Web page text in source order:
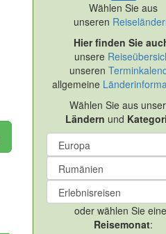
Wählen Sie aus
unseren
Hier finden Sie
unsere
unseren
allgemeine
Wählen Sie aus
Ländern und
oder wählen Sie
Reisemonat: